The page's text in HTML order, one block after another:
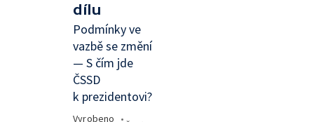
dílu
Podmínky ve
vazbě se změní
— S čím jde
ČSSD
k prezidentovi?
Vyrobeno
•